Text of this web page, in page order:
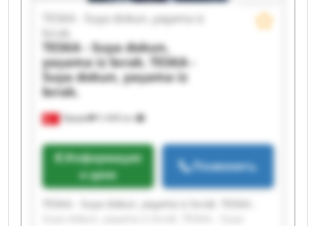
Турция 5 408 km
TESKA - Suya dokun, yaşama iz
bırak.
TESKA - Suya dokun,
yaşama iz bırak. TESKA -
Suya dokun, yaşama iz
bırak.
Информация
о цене
Позвонить
TESKA - Suya dokun, yaşama iz bırak. TESKA -